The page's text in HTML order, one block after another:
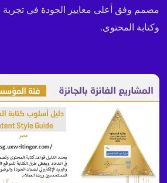
مصمم وفق أعلى معايير الجودة في تجربة
وكتابة المحتوى.